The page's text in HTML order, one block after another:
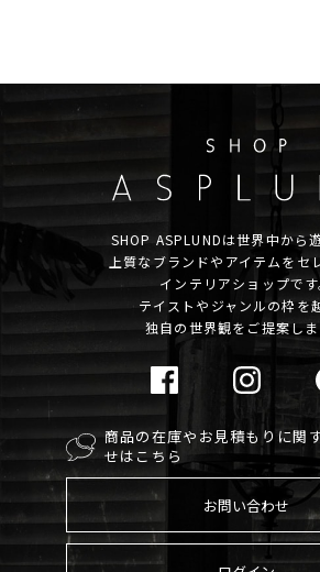
SHOP ASPLUNDは世界中から
上質なブランドやアイテムをセ
インテリアショップです
テイストやジャンルの枠を
独自の世界観をご提案しま
商品の在庫やお見積もりに関
せはこちら
お問い合わせ